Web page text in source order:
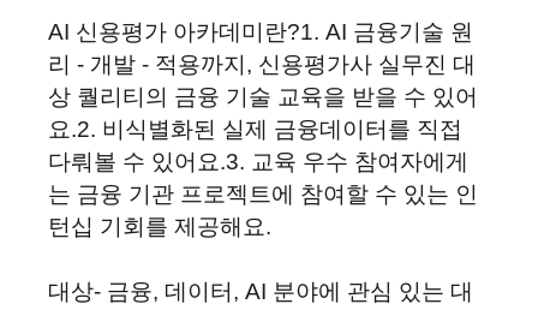
AI 신용평가 아카데미란?1. AI 금융기술 원
리 - 개발 - 적용까지, 신용평가사 실무진 대
상 퀄리티의 금융 기술 교육을 받을 수 있어
요.2. 비식별화된 실제 금융데이터를 직접
다뤄볼 수 있어요.3. 교육 우수 참여자에게
는 금융 기관 프로젝트에 참여할 수 있는 인
턴십 기회를 제공해요.
대상- 금융, 데이터, AI 분야에 관심 있는 대